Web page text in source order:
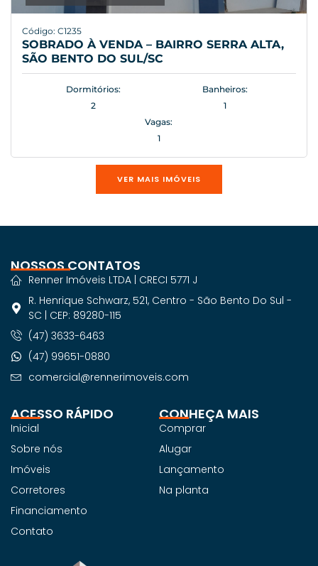
Código: C1235
SOBRADO À VENDA – BAIRRO SERRA ALTA,
SÃO BENTO DO SUL/SC
Dormitórios:
2
Banheiros:
1
Vagas:
1
VER MAIS IMÓVEIS
ACESSO RÁPIDO
Inicial
Sobre nós
Imóveis
Corretores
Financiamento
Contato
CONHEÇA MAIS
Comprar
Alugar
Lançamento
Na planta
NOSSOS CONTATOS
Renner Imóveis LTDA | CRECI 5771 J
R. Henrique Schwarz, 521, Centro - São Bento Do Sul -
SC | CEP: 89280-115
(47) 3633-6463
(47) 99651-0880
comercial@rennerimoveis.com